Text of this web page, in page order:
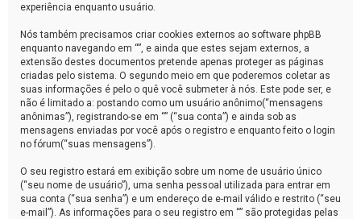
experiência enquanto usuário.
Nós também precisamos criar cookies externos ao software phpBB
enquanto navegando em “”, e ainda que estes sejam externos, a
extensão destes documentos pretende apenas proteger as páginas
criadas pelo sistema. O segundo meio em que poderemos coletar as
suas informações é pelo o quê você submeter à nós. Este pode ser, e
não é limitado a: postando como um usuário anônimo(“mensagens
anônimas”), registrando-se em “” (“sua conta”) e ainda sob as
mensagens enviadas por você após o registro e enquanto feito o login
no fórum(“suas mensagens”).
O seu registro estará em exibição sobre um nome de usuário único
(“seu nome de usuário”), uma senha pessoal utilizada para entrar em
sua conta (“sua senha”) e um endereço de e-mail válido e restrito (“seu
e-mail”). As informações para o seu registro em “” são protegidas pelas